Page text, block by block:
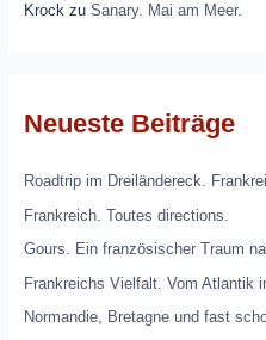
Krockzu Sanary. Mai am Meer.
Neueste Beiträge
Roadtrip im Dreiländereck.
Frankreich. Toutes directions.
Gours. Ein französischer Traum
Frankreichs Vielfalt. Vom Atlantik
Normandie, Bretagne und fast